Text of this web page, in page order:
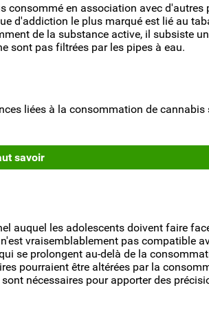
consommé en association avec d'autres
d'addiction le plus marqué est lié au
de la substance active, il subsiste
sont pas filtrées par les pipes à eau.
liées à la consommation de
savoir
auquel les adolescents doivent faire
vraisemblablement pas compatible
se prolongent au-delà de la
pourraient être altérées par la
nécessaires pour apporter des